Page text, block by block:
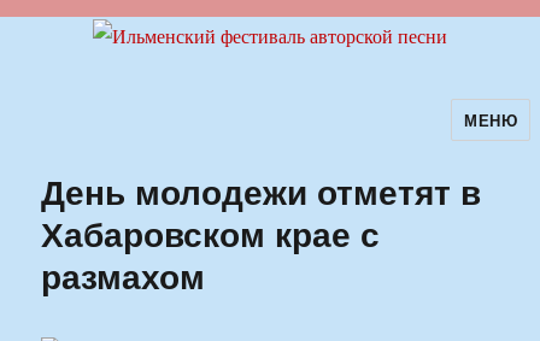
Ильменский фестиваль авторскойМЕНЮ
День молодежи отметят в
Хабаровском крае с
размахом